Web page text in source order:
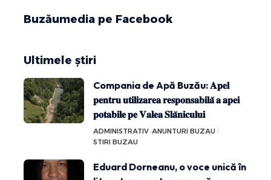
Buzăumedia pe Facebook
Ultimele știri
Compania de Apă Buzău: 𝐀𝐩𝐞𝐥
𝐩𝐞𝐧𝐭𝐫𝐮 𝐮𝐭𝐢𝐥𝐢𝐳𝐚𝐫𝐞𝐚 𝐫𝐞𝐬𝐩𝐨𝐧𝐬𝐚𝐛𝐢𝐥𝐚̆ 𝐚 𝐚𝐩𝐞𝐢
𝐩𝐨𝐭𝐚𝐛𝐢𝐥𝐞 𝐩𝐞 𝐕𝐚𝐥𝐞𝐚 𝐒𝐥𝐚̆𝐧𝐢𝐜𝐮𝐥𝐮𝐢
ADMINISTRATIV ANUNTURI BUZAU
STIRI BUZAU
Eduard Dorneanu, o voce unică în